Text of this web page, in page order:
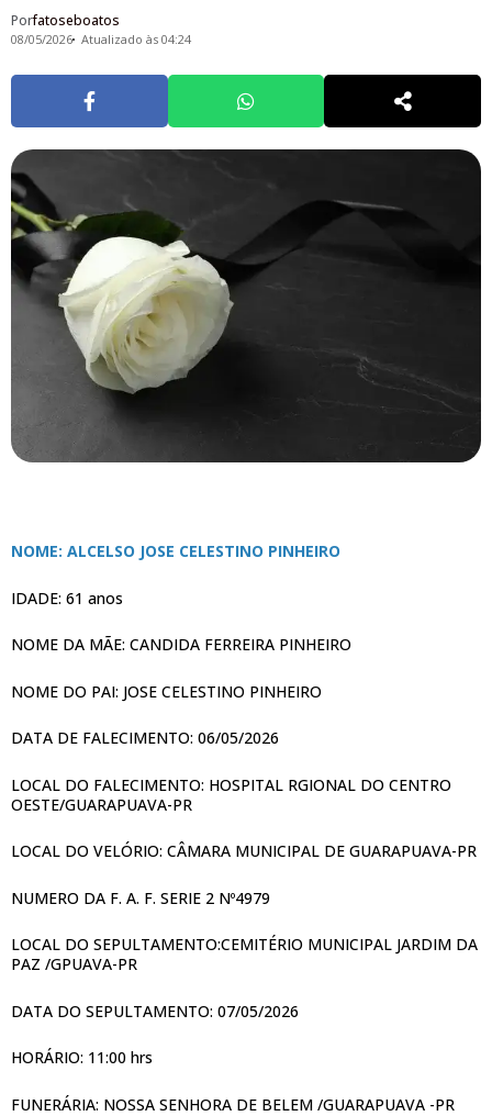
Porfatoseboatos
08/05/2026 Atualizado às 04:24
NOME: ALCELSO JOSE CELESTINO PINHEIRO
IDADE: 61 anos
NOME DA MÃE: CANDIDA FERREIRA PINHEIRO
NOME DO PAI: JOSE CELESTINO PINHEIRO
DATA DE FALECIMENTO: 06/05/2026
LOCAL DO FALECIMENTO: HOSPITAL RGIONAL DO CENTRO
OESTE/GUARAPUAVA-PR
LOCAL DO VELÓRIO: CÂMARA MUNICIPAL DE GUARAPUAVA-PR
NUMERO DA F. A. F. SERIE 2 Nº4979
LOCAL DO SEPULTAMENTO:CEMITÉRIO MUNICIPAL JARDIM DA
PAZ /GPUAVA-PR
DATA DO SEPULTAMENTO: 07/05/2026
HORÁRIO: 11:00 hrs
FUNERÁRIA: NOSSA SENHORA DE BELEM /GUARAPUAVA -PR